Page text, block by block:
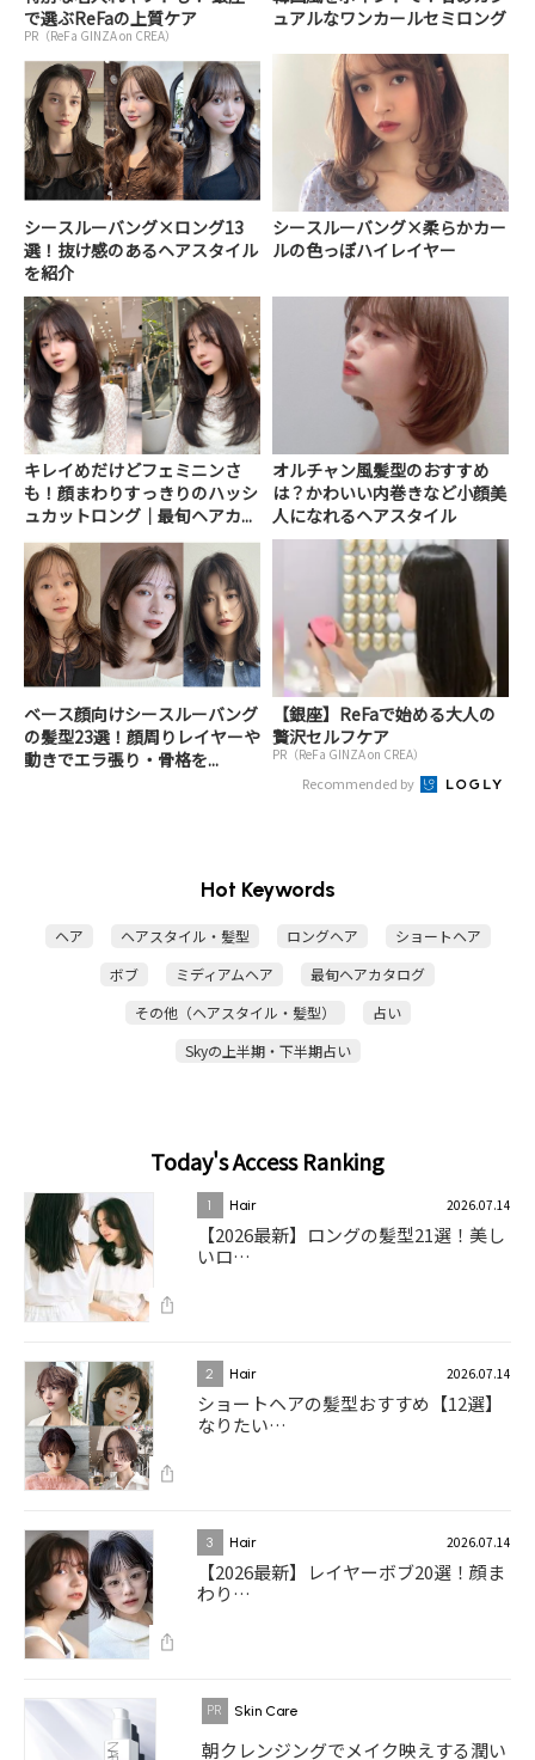
で選ぶReFaの上質ケア
PR（ReFa GINZA on CREA）
ュアルなワンカールセミロング
シースルーバング×ロング13
選！抜け感のあるヘアスタイル
を紹介
シースルーバング×柔らかカー
ルの色っぽハイレイヤー
キレイめだけどフェミニンさ
も！顔まわりすっきりのハッシ
ュカットロング｜最旬ヘアカ...
オルチャン風髪型のおすすめ
は？かわいい内巻きなど小顔美
人になれるヘアスタイル
ベース顔向けシースルーバング
の髪型23選！顔周りレイヤーや
動きでエラ張り・骨格を...
【銀座】ReFaで始める大人の
贅沢セルフケア
PR（ReFa GINZA on CREA）
Recommended by
Hot Keywords
ヘア ヘアスタイル・髪型 ロングヘア
ショートヘア
ボブ
ミディアムヘア
最旬ヘアカタログ
その他（ヘアスタイル・髪型）
占い
Skyの上半期・下半期占い
Today's Access Ranking
1 Hair 2026.07.14
【2026最新】ロングの髪型21選！美し
いロ…
2 Hair 2026.07.14
ショートヘアの髪型おすすめ【12選】
なりたい…
3 Hair 2026.07.14
【2026最新】レイヤーボブ20選！顔ま
わり…
Skin Care
朝クレンジングでメイク映えする潤い